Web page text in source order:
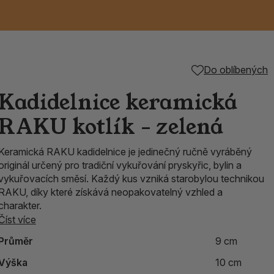
Orientální kovové
lucerny
Do oblíbených
keramická
kotlík - zelená
RAKU kadidelnice je jedinečný ručně vyráběný
určený pro tradiční vykuřování pryskyřic, bylin a
směsí. Každý kus vzniká starobylou technikou
díky které získává neopakovatelný vzhled a
více
9 cm
10 cm